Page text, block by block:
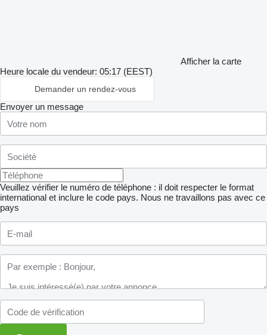
Afficher la carte
Heure locale du vendeur: 05:17 (EEST)
Demander un rendez-vous
Envoyer un message
Veuillez vérifier le numéro de téléphone : il doit respecter le format
international et inclure le code pays. Nous ne travaillons pas avec ce
pays